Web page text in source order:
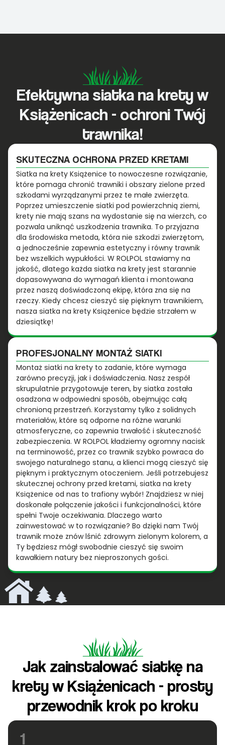
Efektywna siatka na krety w
Książenicach - ochroni Twój
trawnika!
SKUTECZNA OCHRONA PRZED KRETAMI
Siatka na krety Książenice to nowoczesne rozwiązanie,
które pomaga chronić trawniki i obszary zielone przed
szkodami wyrządzanymi przez te małe zwierzęta.
Poprzez umieszczenie siatki pod powierzchnią ziemi,
krety nie mają szans na wydostanie się na wierzch, co
pozwala uniknąć uszkodzenia trawnika. To przyjazna
dla środowiska metoda, która nie szkodzi zwierzętom,
a jednocześnie zapewnia estetyczny i równy trawnik
bez wszelkich wypukłości. W ROLPOL stawiamy na
jakość, dlatego każda siatka na krety jest starannie
dopasowywana do wymagań klienta i montowana
przez naszą doświadczoną ekipę, która zna się na
rzeczy. Kiedy chcesz cieszyć się pięknym trawnikiem,
nasza siatka na krety Książenice będzie strzałem w
dziesiątkę!
PROFESJONALNY MONTAŻ SIATKI
Montaż siatki na krety to zadanie, które wymaga
zarówno precyzji, jak i doświadczenia. Nasz zespół
skrupulatnie przygotowuje teren, by siatka została
osadzona w odpowiedni sposób, obejmując całą
chronioną przestrzeń. Korzystamy tylko z solidnych
materiałów, które są odporne na różne warunki
atmosferyczne, co zapewnia trwałość i skuteczność
zabezpieczenia. W ROLPOL kładziemy ogromny nacisk
na terminowość, przez co trawnik szybko powraca do
swojego naturalnego stanu, a klienci mogą cieszyć się
pięknym i praktycznym otoczeniem. Jeśli potrzebujesz
skutecznej ochrony przed kretami, siatka na krety
Książenice od nas to trafiony wybór! Znajdziesz w niej
doskonałe połączenie jakości i funkcjonalności, które
spełni Twoje oczekiwania. Dlaczego warto
zainwestować w to rozwiązanie? Bo dzięki nam Twój
trawnik może znów lśnić zdrowym zielonym kolorem, a
Ty będziesz mógł swobodnie cieszyć się swoim
kawałkiem natury bez nieproszonych gości.
Jak zainstalować siatkę na
krety w Książenicach - prosty
przewodnik krok po kroku
1